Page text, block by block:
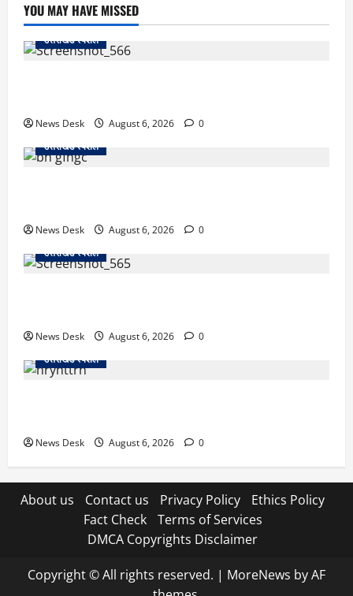
YOU MAY HAVE MISSED
उत्तराखंड स्पेशल
News Desk August 6, 2026
0
उत्तराखंड स्पेशल
News Desk August 6, 2026
0
उत्तराखंड स्पेशल
News Desk August 6, 2026
0
उत्तराखंड स्पेशल
News Desk August 6, 2026 0
About us Contact us Privacy Policy
Ethics Policy
Fact Check
Terms of Services
DMCA Copyrights Disclaimer
Copyright © All rights reserved. | MoreNews by AF